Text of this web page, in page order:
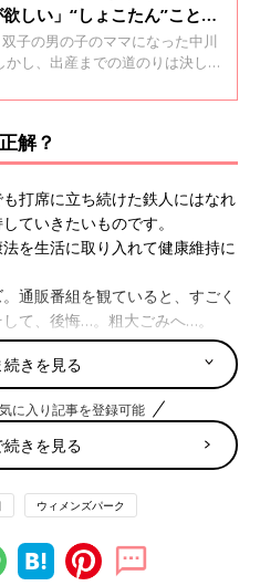
しい」“しょこたん”こと中
凍結から2年後に不妊治療
子の男の子のママになった中川
かし、出産までの道のりは決して
めた不妊治療…。 流産というつら
間を振り返ります。 中川翔子さ
返りインタビュー。 今回お届けす
は、卵子凍結から結婚・不妊治療
までのお話しを、妊活たまごクラ
ました。
解？
打席に立ち続けた鉄人にはなれ
ていきたいものです。
を生活に取り入れて健康維持に
通販番組を観ていると、すごく
て、後悔…。粗大ごみへ…。
ンを買いました！子どもたちは
と。すると、飛ぶたびにチビる
両手でもって腕立て伏せの姿勢
し、自分の腹筋を使って元に戻
て、過去に一度も戻ったことは
続きを見る
に入り記事を登録可能
きを見る
ウィメンズパーク